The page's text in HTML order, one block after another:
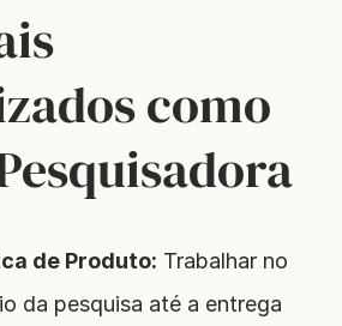
como
de Produto: Trabalhar no
da pesquisa até a entrega